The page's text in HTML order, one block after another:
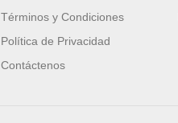
Términos y Condiciones
Política de Privacidad
Contáctenos